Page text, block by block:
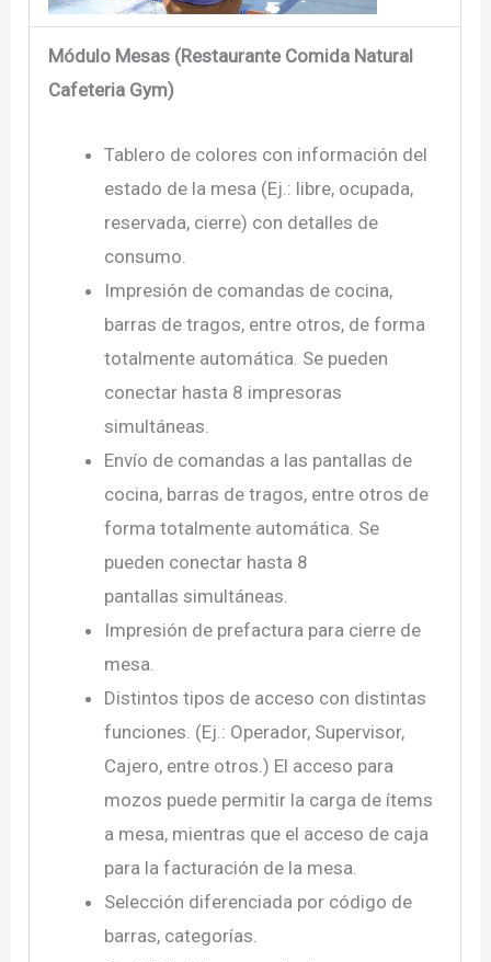
Módulo Mesas (Restaurante Comida Natural
Cafeteria Gym)
Tablero de colores con información del
estado de la mesa (Ej.: libre, ocupada,
reservada, cierre) con detalles de
consumo.
Impresión de comandas de cocina,
barras de tragos, entre otros, de forma
totalmente automática. Se pueden
conectar hasta 8 impresoras
simultáneas.
Envío de comandas a las pantallas de
cocina, barras de tragos, entre otros de
forma totalmente automática. Se
pueden conectar hasta 8
pantallas simultáneas.
Impresión de prefactura para cierre de
mesa.
Distintos tipos de acceso con distintas
funciones. (Ej.: Operador, Supervisor,
Cajero, entre otros.) El acceso para
mozos puede permitir la carga de ítems
a mesa, mientras que el acceso de caja
para la facturación de la mesa.
Selección diferenciada por código de
barras, categorías.